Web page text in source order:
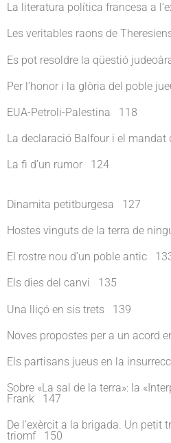
La literatura política francesa a
Les veritables raons de
Es pot resoldre la qüestió
Per l’honor i la glòria del poble
EUA-Petroli-Palestina 118
La declaració Balfour i el
La fi d’un rumor 124
Dinamita petitburgesa 127
Hostes vinguts de la terra de
El rostre nou d’un poble antic
Els dies del canvi 135
Una lliçó en sis trets 139
Noves propostes per a un acord
Els partisans jueus en la
Sobre «La sal de la terra»: la
Frank 147
De l’exèrcit a la brigada. Un petit
triomf 150